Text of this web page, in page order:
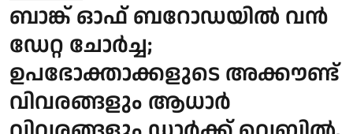
ബാങ്ക് ഓഫ് ബറോഡയില്‍ വന്‍
ഡേറ്റ ചോര്‍ച്ച;
ഉപഭോക്താക്കളുടെ അക്കൗണ്ട്
വിവരങ്ങളും ആധാര്‍